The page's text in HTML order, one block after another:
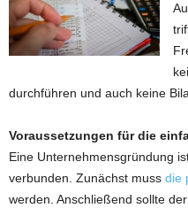
durchführen und auch keine
Voraussetzungen für die
Eine Unternehmensgründung
verbunden. Zunächst muss die
werden. Anschließend sollte